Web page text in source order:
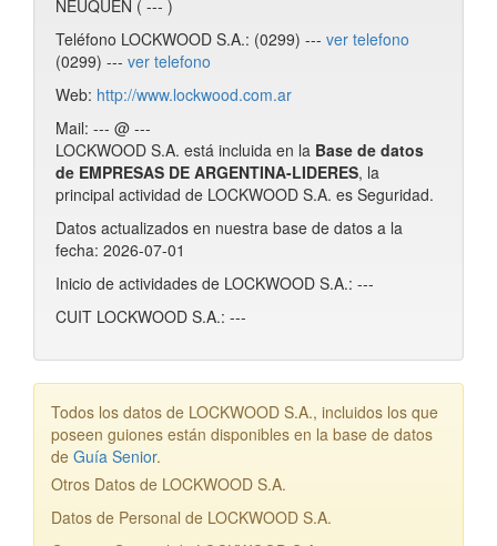
NEUQUEN ( --- )
Teléfono LOCKWOOD S.A.: (0299) --- ver telefono
(0299) --- ver telefono
Web: http://www.lockwood.com.ar
Mail: --- @ ---
LOCKWOOD S.A. está incluida en la Base de datos
de EMPRESAS DE ARGENTINA-LIDERES, la
principal actividad de LOCKWOOD S.A. es Seguridad.
Datos actualizados en nuestra base de datos a la
fecha: 2026-07-01
Inicio de actividades de LOCKWOOD S.A.: ---
CUIT LOCKWOOD S.A.: ---
Todos los datos de LOCKWOOD S.A., incluidos los que
poseen guiones están disponibles en la base de datos
de Guía Senior.
Otros Datos de LOCKWOOD S.A.
Datos de Personal de LOCKWOOD S.A.